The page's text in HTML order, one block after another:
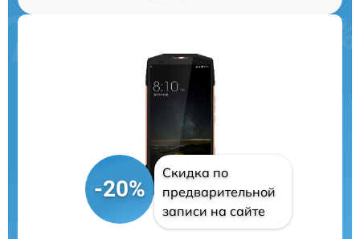
-20%
Скидка по
предварительной
записи на сайте